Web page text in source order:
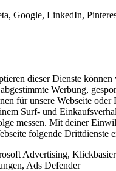
Google, LinkedIn,
dieser Dienste
Werbung,
für unsere Webseite oder
Surf- und
messen. Mit deiner
folgende Drittdienste
Advertising,
Ads Defender